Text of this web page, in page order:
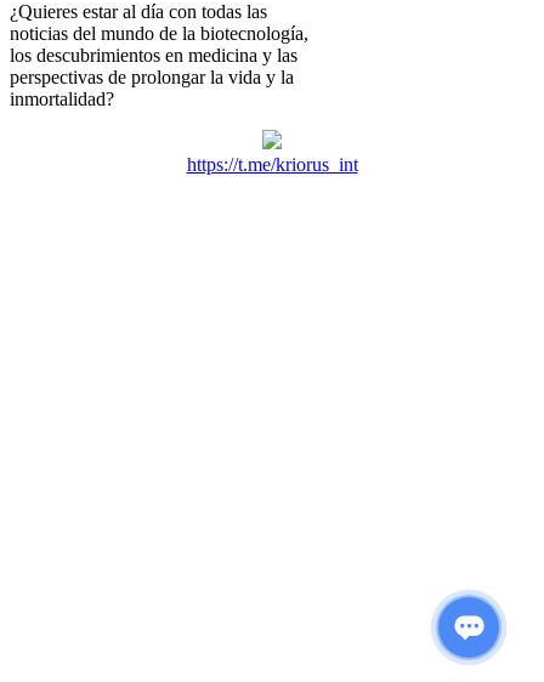
¿Quieres estar al día con todas las
noticias del mundo de la biotecnología,
los descubrimientos en medicina y las
perspectivas de prolongar la vida y la
inmortalidad?
https://t.me/kriorus_int